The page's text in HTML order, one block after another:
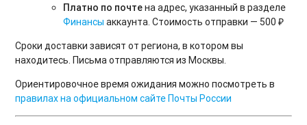
Платно по почтена адрес, указанный в разделе
Финансы аккаунта. Стоимость отправки — 500 ₽
Сроки доставки зависят от региона, в котором вы
находитесь. Письма отправляются из Москвы.
Ориентировочное время ожидания можно посмотреть в
правилах на официальном сайте Почты России